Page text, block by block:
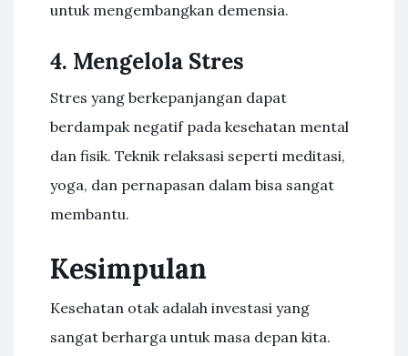
untuk mengembangkan demensia.
4. Mengelola Stres
Stres yang berkepanjangan dapat
berdampak negatif pada kesehatan mental
dan fisik. Teknik relaksasi seperti meditasi,
yoga, dan pernapasan dalam bisa sangat
membantu.
Kesimpulan
Kesehatan otak adalah investasi yang
sangat berharga untuk masa depan kita.